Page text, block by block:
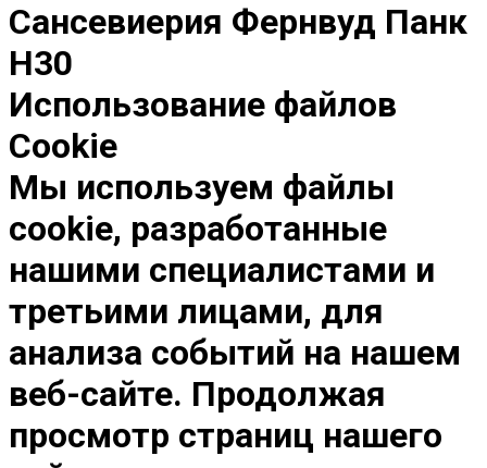
Сансевиерия Фернвуд Панк
H30
Использование файлов
Cookie
Мы используем файлы
cookie, разработанные
нашими специалистами и
третьими лицами, для
анализа событий на нашем
веб-сайте. Продолжая
просмотр страниц нашего